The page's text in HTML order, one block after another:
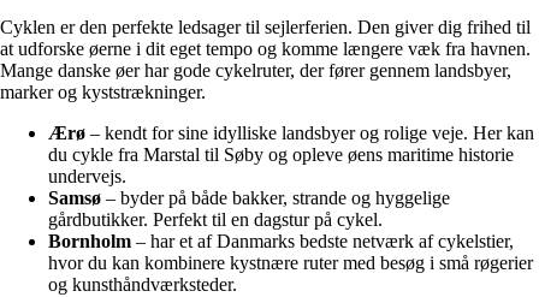
Cyklen er den perfekte ledsager til sejlerferien. Den giver dig frihed til
at udforske øerne i dit eget tempo og komme længere væk fra havnen.
Mange danske øer har gode cykelruter, der fører gennem landsbyer,
marker og kyststrækninger.
Ærø – kendt for sine idylliske landsbyer og rolige veje. Her kan
du cykle fra Marstal til Søby og opleve øens maritime historie
undervejs.
Samsø – byder på både bakker, strande og hyggelige
gårdbutikker. Perfekt til en dagstur på cykel.
Bornholm – har et af Danmarks bedste netværk af cykelstier,
hvor du kan kombinere kystnære ruter med besøg i små røgerier
og kunsthåndværksteder.